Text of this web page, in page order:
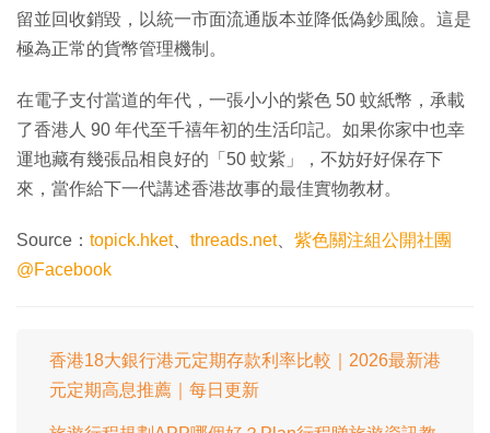
留並回收銷毀，以統一市面流通版本並降低偽鈔風險。這是
極為正常的貨幣管理機制。
在電子支付當道的年代，一張小小的紫色 50 蚊紙幣，承載
了香港人 90 年代至千禧年初的生活印記。如果你家中也幸
運地藏有幾張品相良好的「50 蚊紫」，不妨好好保存下
來，當作給下一代講述香港故事的最佳實物教材。
Source： topick.hket、 threads.net、 紫色關注組公開社團
@Facebook
香港18大銀行港元定期存款利率比較｜2026最新港
元定期高息推薦｜每日更新